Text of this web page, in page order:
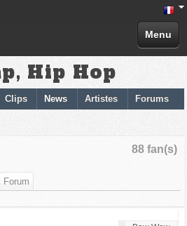
Menu
Hip Hop
Clips News Artistes Forums
88 fan(s)
Forum